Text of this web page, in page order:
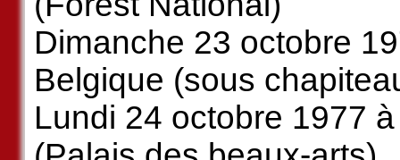
Dimanche 23 octobre
Belgique (sous
Lundi 24 octobre 1977